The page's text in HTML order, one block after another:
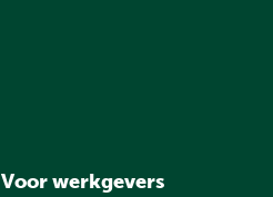
Voor werkgevers